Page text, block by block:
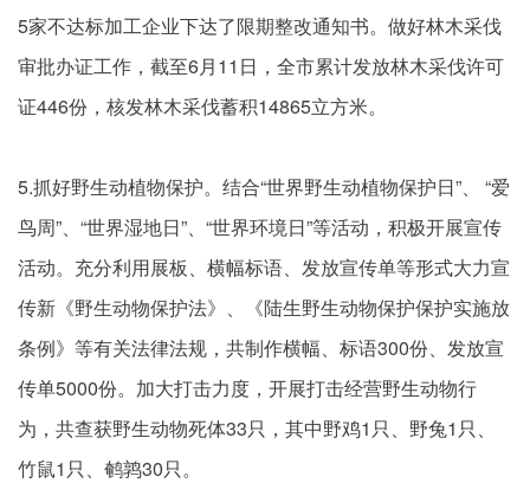
5家不达标加工企业下达了限期整改通知书。做好林木采伐
审批办证工作，截至6月11日，全市累计发放林木采伐许可
证446份，核发林木采伐蓄积14865立方米。
5.抓好野生动植物保护。结合“世界野生动植物保护日”、 “爱
鸟周”、“世界湿地日”、“世界环境日”等活动，积极开展宣传
活动。充分利用展板、横幅标语、发放宣传单等形式大力宣
传新《野生动物保护法》、《陆生野生动物保护保护实施放
条例》等有关法律法规，共制作横幅、标语300份、发放宣
传单5000份。加大打击力度，开展打击经营野生动物行
为，共查获野生动物死体33只，其中野鸡1只、野兔1只、
竹鼠1只、鹌鹑30只。